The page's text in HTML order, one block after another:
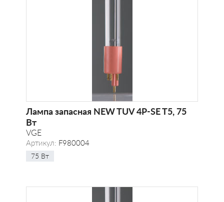
Лампа запасная NEW TUV 4P-SE T5, 75
Вт
VGE
Артикул: F980004
75 Вт